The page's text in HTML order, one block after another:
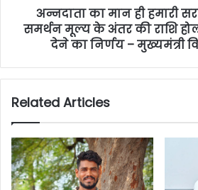
अन्नदाता का मान ही हमारी
समर्थन मूल्य के अंतर की राशि
देने का निर्णय – मुख्यमंत्री
Related Articles